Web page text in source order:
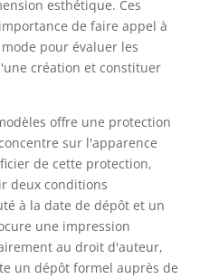
esthétique. Ces
de faire appel à
pour évaluer les
création et constituer
offre une protection
sur l'apparence
de cette protection,
deux conditions
à la date de dépôt et un
une impression
au droit d'auteur,
un dépôt formel auprès de